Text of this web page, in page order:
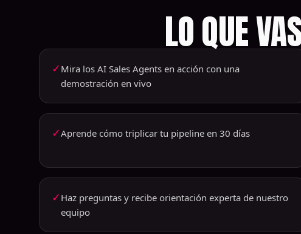
LO QUE
✓ Mira los AI Sales Agents en acción con una
demostración en vivo
✓Aprende cómo triplicar tu pipeline en 30 días
✓ Haz preguntas y recibe orientación experta de nuestro
equipo